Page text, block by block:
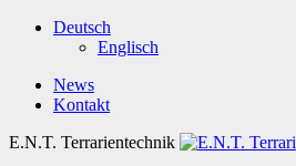
Deutsch
Englisch
News
Kontakt
E.N.T. Terrarientechnik